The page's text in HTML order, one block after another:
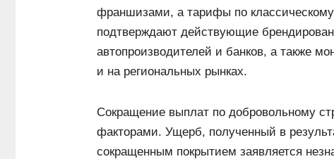
франшизами, а тарифы по
подтверждают действующие
автопроизводителей и банков, а также
и на региональных рынках.
Сокращение выплат по добровольному
факторами. Ущерб, полученный в
сокращенным покрытием заявляется